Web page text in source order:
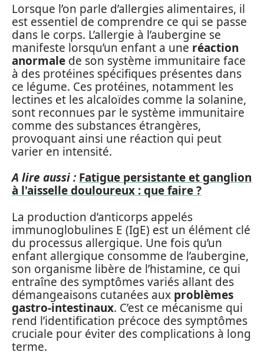
Lorsque l’on parle d’allergies alimentaires, il
est essentiel de comprendre ce qui se passe
dans le corps. L’allergie à l’aubergine se
manifeste lorsqu’un enfant a une réaction
anormale de son système immunitaire face
à des protéines spécifiques présentes dans
ce légume. Ces protéines, notamment les
lectines et les alcaloïdes comme la solanine,
sont reconnues par le système immunitaire
comme des substances étrangères,
provoquant ainsi une réaction qui peut
varier en intensité.
A lire aussi : Fatigue persistante et ganglion
à l'aisselle douloureux : que faire ?
La production d’anticorps appelés
immunoglobulines E (IgE) est un élément clé
du processus allergique. Une fois qu’un
enfant allergique consomme de l’aubergine,
son organisme libère de l’histamine, ce qui
entraîne des symptômes variés allant des
démangeaisons cutanées aux problèmes
gastro-intestinaux. C’est ce mécanisme qui
rend l’identification précoce des symptômes
cruciale pour éviter des complications à long
terme.